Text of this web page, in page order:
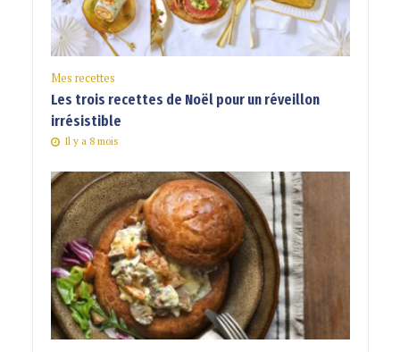
Mes recettes
Les trois recettes de Noël pour un réveillon
irrésistible
Il y a 8 mois